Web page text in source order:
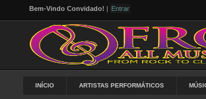
Bem-Vindo Convidado! | Entrar
INÍCIO ARTISTAS PERFORMÁTICOS